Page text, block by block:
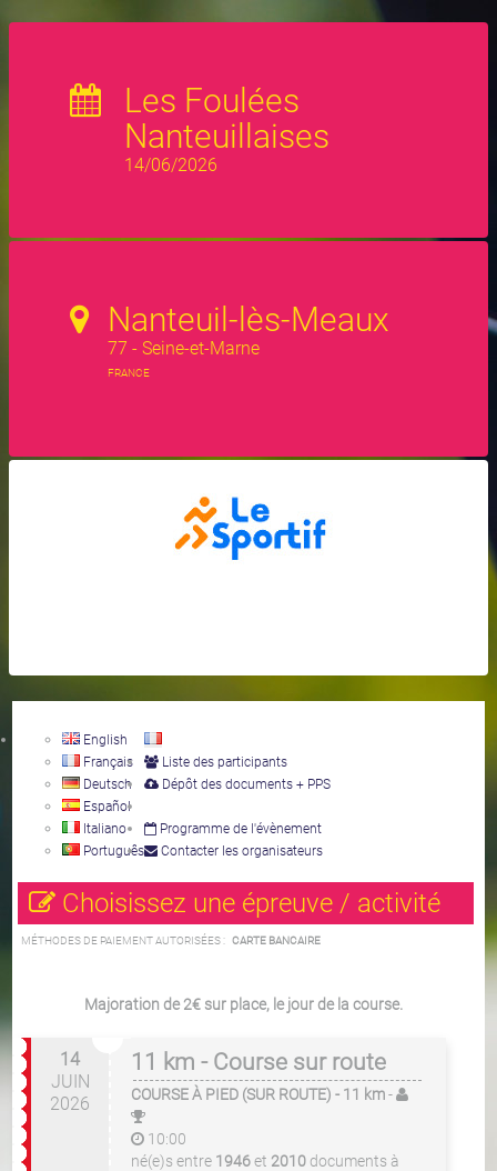
Les Foulées
Nanteuillaises
14/06/2026
Nanteuil-lès-Meaux
77 - Seine-et-Marne
FRANCE
English
Français
Deutsch
Español
Italiano
Português
Liste des participants
Dépôt des documents + PPS
Programme de l'évènement
Contacter les organisateurs
Choisissez une épreuve / activité
MÉTHODES DE PAIEMENT AUTORISÉES : CARTE BANCAIRE
Majoration de 2€ sur place, le jour de la course.
14
JUIN
2026
11 km - Course sur route
COURSE À PIED (SUR ROUTE) - 11 km-
10:00
né(e)s entre 1946et 2010 documents à